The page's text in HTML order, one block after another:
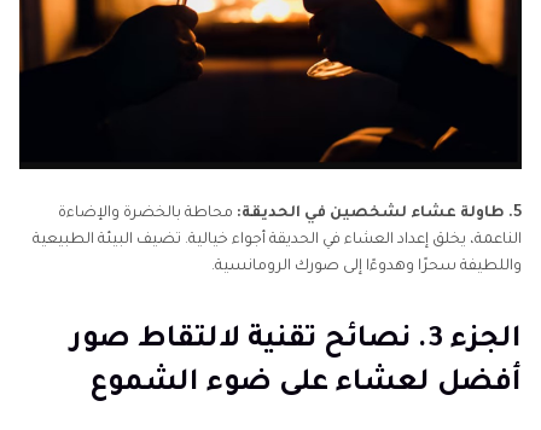
5. طاولة عشاء لشخصين في الحديقة:
محاطة بالخضرة والإضاءة
الناعمة، يخلق إعداد العشاء في الحديقة أجواء خيالية. تضيف البيئة الطبيعية
واللطيفة سحرًا وهدوءًا إلى صورك الرومانسية.
الجزء 3. نصائح تقنية لالتقاط صور
أفضل لعشاء على ضوء الشموع